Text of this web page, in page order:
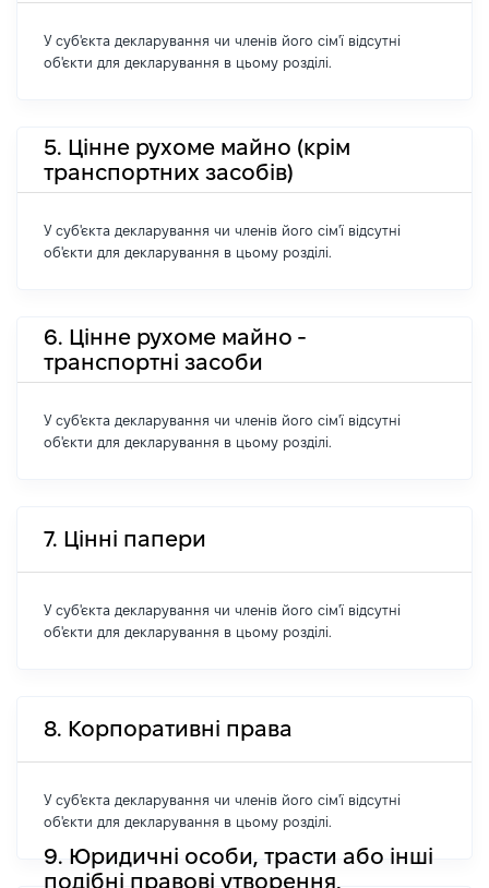
У суб'єкта декларування чи членів його сім'ї відсутні
об'єкти для декларування в цьому розділі.
5. Цінне рухоме майно (крім
транспортних засобів)
У суб'єкта декларування чи членів його сім'ї відсутні
об'єкти для декларування в цьому розділі.
6. Цінне рухоме майно -
транспортні засоби
У суб'єкта декларування чи членів його сім'ї відсутні
об'єкти для декларування в цьому розділі.
7. Цінні папери
У суб'єкта декларування чи членів його сім'ї відсутні
об'єкти для декларування в цьому розділі.
8. Корпоративні права
У суб'єкта декларування чи членів його сім'ї відсутні
об'єкти для декларування в цьому розділі.
9. Юридичні особи, трасти або інші
подібні правові утворення,